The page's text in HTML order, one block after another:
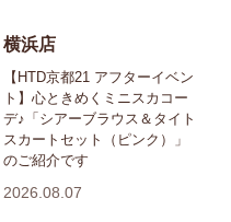
横浜店
【HTD京都21 アフターイベン
ト】心ときめくミニスカコー
デ♪「シアーブラウス＆タイト
スカートセット（ピンク）」
のご紹介です
2026.08.07